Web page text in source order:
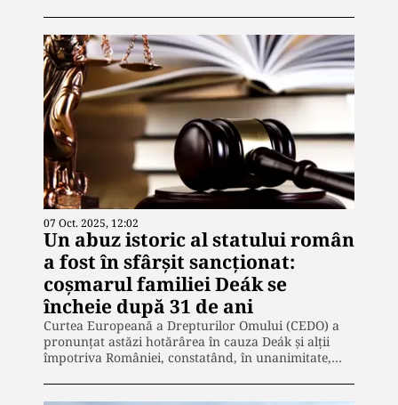
07 Oct. 2025, 12:02
Un abuz istoric al statului român
a fost în sfârșit sancționat:
coșmarul familiei Deák se
încheie după 31 de ani
Curtea Europeană a Drepturilor Omului (CEDO) a
pronunțat astăzi hotărârea în cauza Deák și alții
împotriva României, constatând, în unanimitate,…